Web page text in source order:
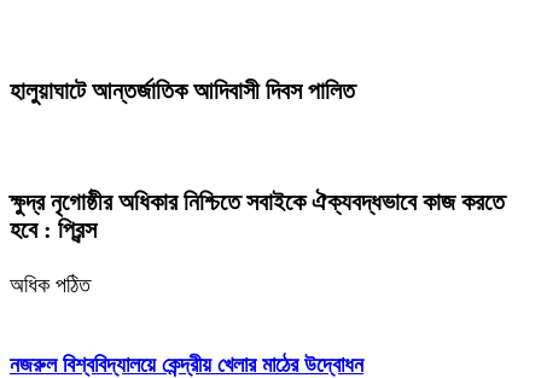
হালুয়াঘাটে আন্তর্জাতিক আদিবাসী দিবস পালিত
ক্ষুদ্র নৃগোষ্ঠীর অধিকার নিশ্চিতে সবাইকে ঐক্যবদ্ধভাবে কাজ করতে
হবে : প্রিন্স
অধিক পঠিত
নজরুল বিশ্ববিদ্যালয়ে কেন্দ্রীয় খেলার মাঠের উদ্বোধন